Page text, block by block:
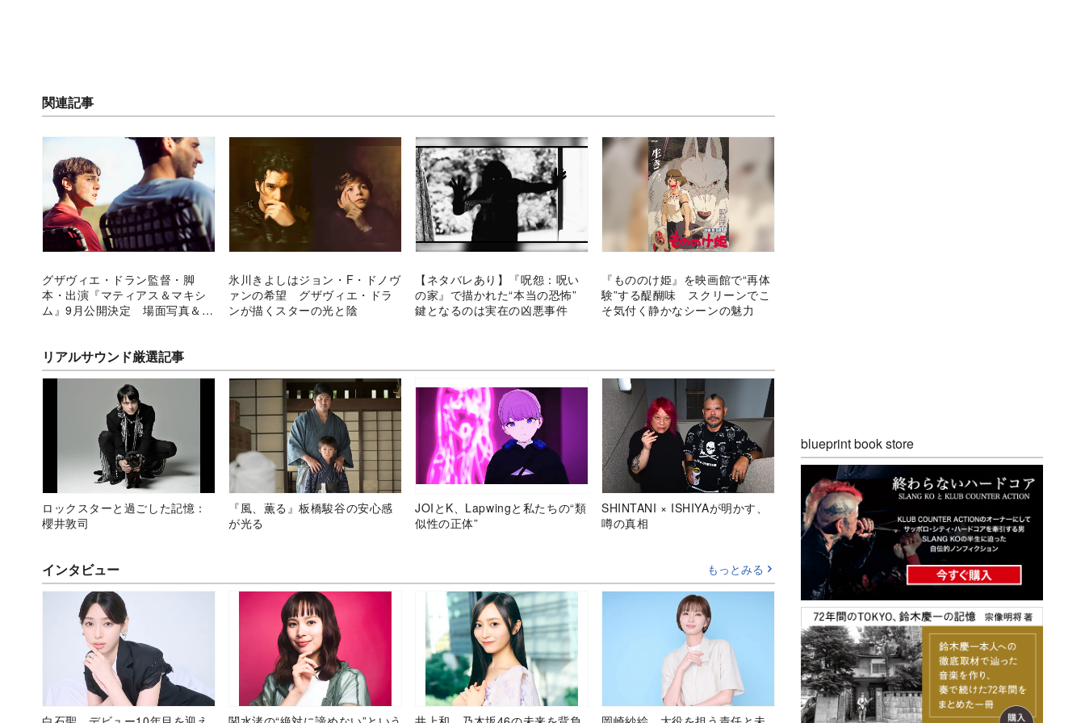
関連記事
グザヴィエ・ドラン監督・脚
本・出演『マティアス＆マキシ
ム』9月公開決定 場面写真＆特
氷川きよしはジョン・F・ドノヴ
ァンの希望 グザヴィエ・ドラ
ンが描くスターの光と陰
【ネタバレあり】『呪怨：呪い
の家』で描かれた“本当の恐怖”
鍵となるのは実在の凶悪事件
『もののけ姫』を映画館で“再体
験”する醍醐味 スクリーンでこ
そ気付く静かなシーンの魅力
リアルサウンド厳選記事
ロックスターと過ごした記憶：
櫻井敦司
『風、薫る』板橋駿谷の安心感
が光る
JOIとK、Lapwingと私たちの“類
似性の正体”
SHINTANI × ISHIYAが明かす、
噂の真相
インタビュー もっとみる
blueprint book store